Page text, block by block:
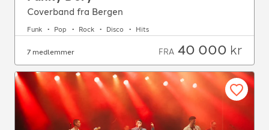
Coverband fra Bergen
Funk Pop Rock Disco Hits
7 medlemmer FRA 40 000 kr